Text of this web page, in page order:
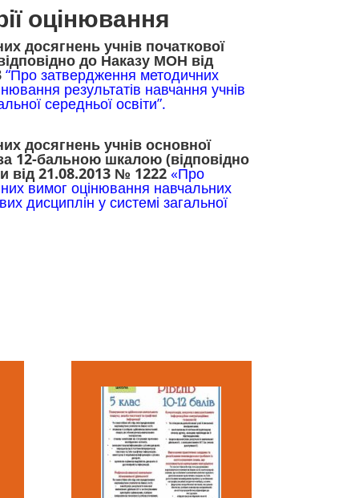
оцінювання
досягнень учнів початкової
до Наказу МОН від
“Про затвердження методичних
результатів навчання учнів
середньої освіти”.
досягнень учнів основної
12-бальною шкалою (відповідно
від 21.08.2013 № 1222 «Про
вимог оцінювання навчальних
дисциплін у системі загальної